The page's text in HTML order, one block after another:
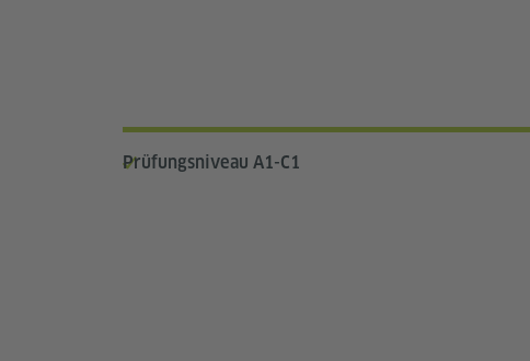
Prüfungsniveau A1-C1